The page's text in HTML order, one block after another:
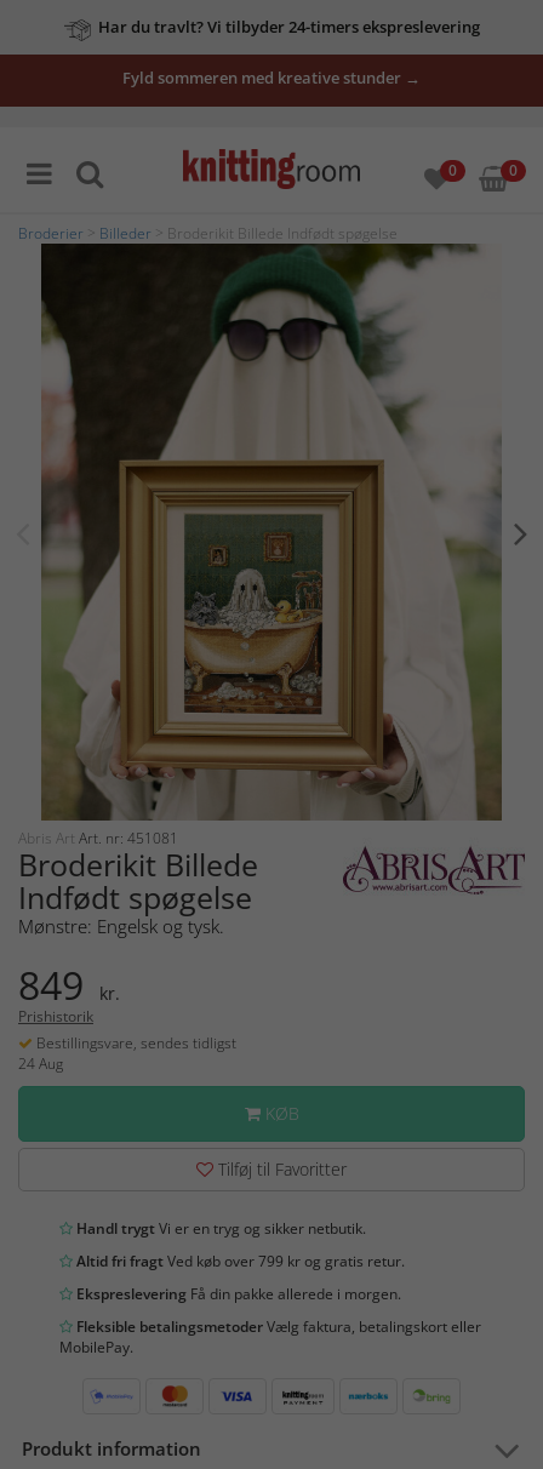
Har du travlt? Vi tilbyder 24-timers ekspreslevering
Fyld sommeren med kreative stunder →
0 0
Broderier Billeder > Broderikit Billede Indfødt spøgelse
Abris Art Art. nr: 451081
Broderikit Billede
Indfødt spøgelse
Mønstre: Engelsk og tysk.
849 kr.
Prishistorik
Bestillingsvare, sendes tidligst
24 Aug
KØB
Tilføj til Favoritter
Handl trygtVi er en tryg og sikker netbutik.
Altid fri fragtVed køb over 799 kr og gratis retur.
Ekspreslevering Få din pakke allerede i morgen.
Fleksible betalingsmetoderVælg faktura, betalingskort eller
MobilePay.
Produkt information